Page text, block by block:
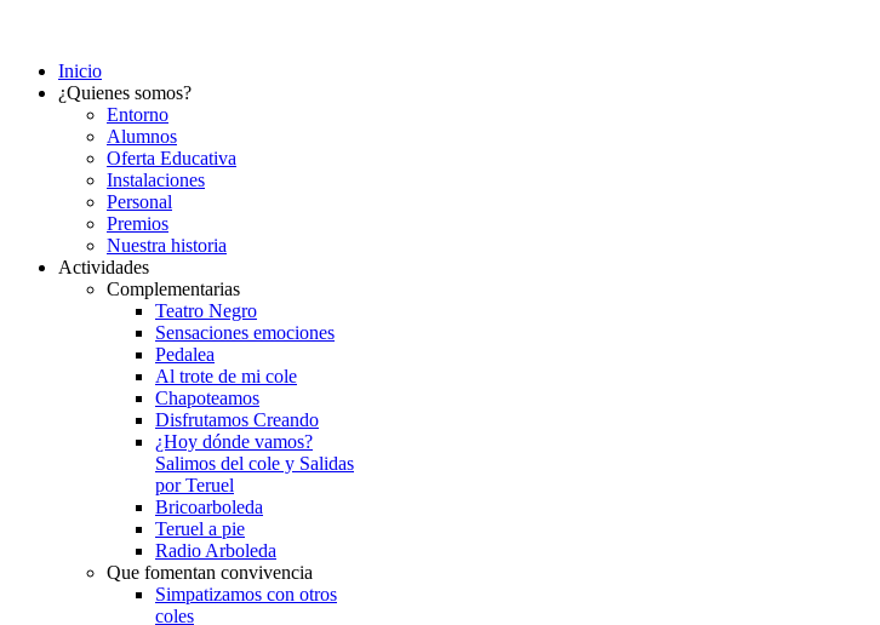
Inicio
¿Quienes somos?
Entorno
Alumnos
Oferta Educativa
Instalaciones
Personal
Premios
Nuestra historia
Actividades
Complementarias
Teatro Negro
Sensaciones emociones
Pedalea
Al trote de mi cole
Chapoteamos
Disfrutamos Creando
¿Hoy dónde vamos?
Salimos del cole y Salidas
por Teruel
Bricoarboleda
Teruel a pie
Radio Arboleda
Que fomentan convivencia
Simpatizamos con otros
coles